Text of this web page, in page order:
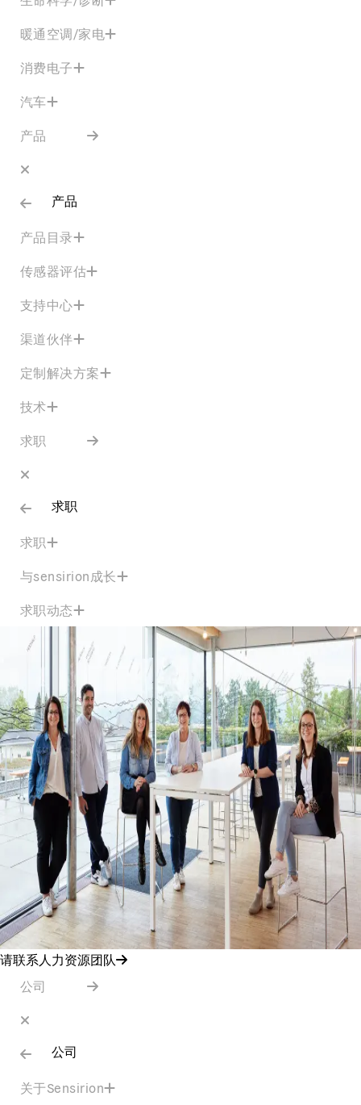
暖通空调/家电
消费电子
汽车
产品
产品
产品目录
传感器评估
支持中心
渠道伙伴
定制解决方案
技术
求职
求职
求职
与sensirion成长
求职动态
请联系人力资源团队
公司
公司
关于Sensirion